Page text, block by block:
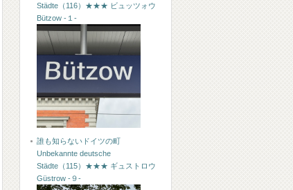
Städte（116）★★★ ビュッツォウ
Bützow -１-
誰も知らないドイツの町
Unbekannte deutsche
Städte（115）★★★ ギュストロウ
Güstrow -９-